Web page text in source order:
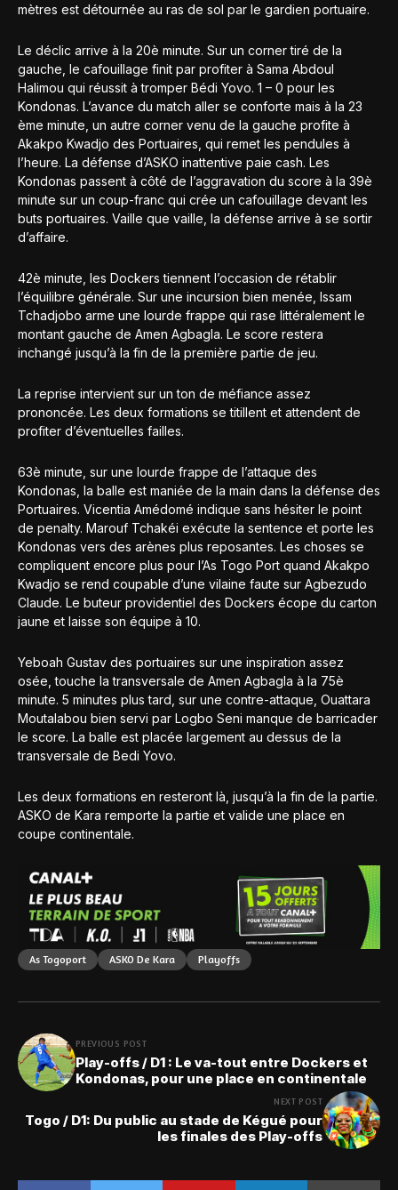
mètres est détournée au ras de sol par le gardien portuaire.
Le déclic arrive à la 20è minute. Sur un corner tiré de la
gauche, le cafouillage finit par profiter à Sama Abdoul
Halimou qui réussit à tromper Bédi Yovo. 1 – 0 pour les
Kondonas. L’avance du match aller se conforte mais à la 23
ème minute, un autre corner venu de la gauche profite à
Akakpo Kwadjo des Portuaires, qui remet les pendules à
l’heure. La défense d’ASKO inattentive paie cash. Les
Kondonas passent à côté de l’aggravation du score à la 39è
minute sur un coup-franc qui crée un cafouillage devant les
buts portuaires. Vaille que vaille, la défense arrive à se sortir
d’affaire.
42è minute, les Dockers tiennent l’occasion de rétablir
l’équilibre générale. Sur une incursion bien menée, Issam
Tchadjobo arme une lourde frappe qui rase littéralement le
montant gauche de Amen Agbagla. Le score restera
inchangé jusqu’à la fin de la première partie de jeu.
La reprise intervient sur un ton de méfiance assez
prononcée. Les deux formations se titillent et attendent de
profiter d’éventuelles failles.
63è minute, sur une lourde frappe de l’attaque des
Kondonas, la balle est maniée de la main dans la défense des
Portuaires. Vicentia Amédomé indique sans hésiter le point
de penalty. Marouf Tchakéi exécute la sentence et porte les
Kondonas vers des arènes plus reposantes. Les choses se
compliquent encore plus pour l’As Togo Port quand Akakpo
Kwadjo se rend coupable d’une vilaine faute sur Agbezudo
Claude. Le buteur providentiel des Dockers écope du carton
jaune et laisse son équipe à 10.
Yeboah Gustav des portuaires sur une inspiration assez
osée, touche la transversale de Amen Agbagla à la 75è
minute. 5 minutes plus tard, sur une contre-attaque, Ouattara
Moutalabou bien servi par Logbo Seni manque de barricader
le score. La balle est placée largement au dessus de la
transversale de Bedi Yovo.
Les deux formations en resteront là, jusqu’à la fin de la partie.
ASKO de Kara remporte la partie et valide une place en
coupe continentale.
As Togoport ASKO De Kara Playoffs
PREVIOUS POST
Play-offs / D1 : Le va-tout entre Dockers et
Kondonas, pour une place en continentale
NEXT POST
Togo / D1: Du public au stade de Kégué pour
les finales des Play-offs